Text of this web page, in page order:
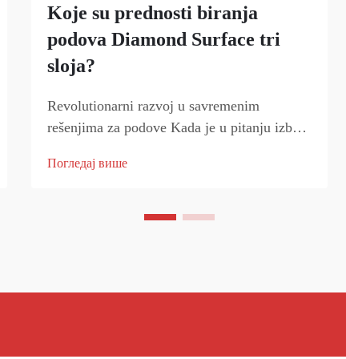
Koje su prednosti biranja
podova Diamond Surface tri
sloja?
Revolutionarni razvoj u savremenim
rešenjima za podove Kada je u pitanju izbor
Diamond Surface sa tri sloja predstavljaju
inovativno rešenje kombinuje...
Погледај више